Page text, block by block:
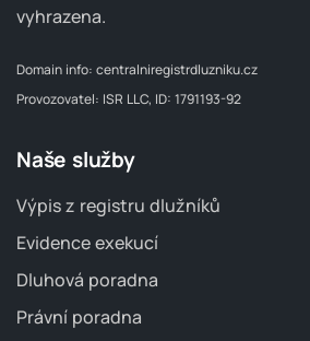
vyhrazena.
Domain info: centralniregistrdluzniku.cz
Provozovatel: ISR LLC, ID: 1791193-92
Naše služby
Výpis z registru dlužníků
Evidence exekucí
Dluhová poradna
Právní poradna